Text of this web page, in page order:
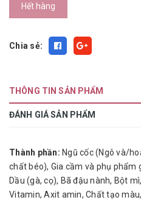
Hết hàng
Chia sẻ:
THÔNG TIN SẢN PHẨM
ĐÁNH GIÁ SẢN PHẨM
Thành phần: Ngũ cốc (Ngô và/
chất béo), Gia cầm và phụ phẩm
Dầu (gà, cọ), Bã đậu nành, Bột
Vitamin, Axit amin, Chất tạo